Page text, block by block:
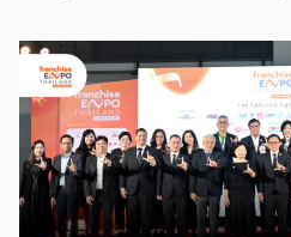
2026 ให้แก่ผู้ประกอบธุรกิจแฟรนไ
ของกรมฯ นายพูนพงษ์ นัยนาภ
การค้า กระทรวงพาณิชย์ เปิดเผย
“งานแฟรนไชส์ เอ็กซ์โป ไทยแลนด์
โป (Franchise Expo Thailand
เป็นงานแสดงธุรกิจแฟรนไชส์ชั้น
คอร์ปอเรชัน จำกัด เพื่อยกระดับศั
เจ้าของธุรกิจที่ต้องการขยายกิจก